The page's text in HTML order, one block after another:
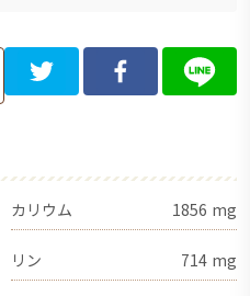
カリウム 1856 mg
リン 714 mg